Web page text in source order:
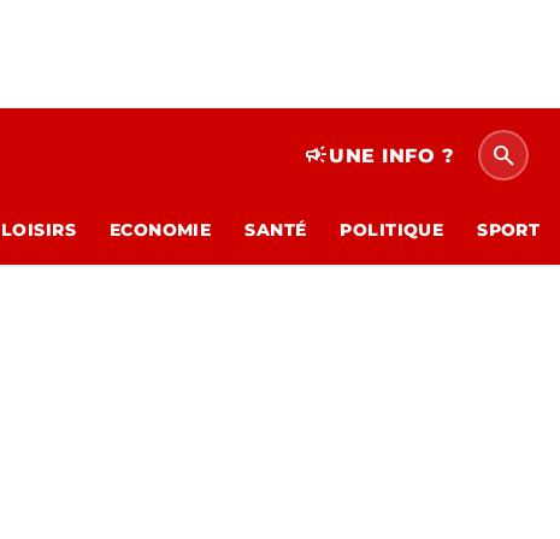
campaignUNE INFO ? search
ECONOMIE SANTÉ POLITIQUE SPORT